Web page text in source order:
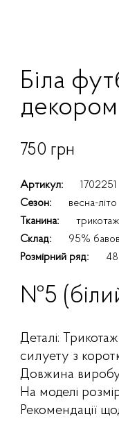
Біла
декором
750 грн
Артикул:
1702251
Сезон:
весна-літо
Тканина:
трикотаж
Склад:
95%
Розмірний ряд:
№5
Деталі:
силуету з
Довжина
На моделі
Рекомендації